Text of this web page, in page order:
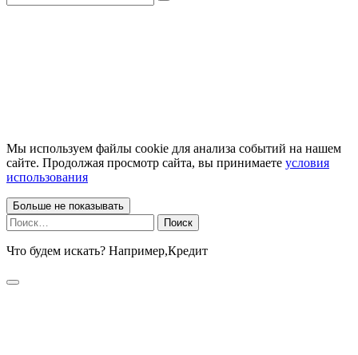
Мы используем файлы cookie для анализа событий на нашем
сайте. Продолжая просмотр сайта, вы принимаете условия
использования
Больше не показывать
Найти:
Что будем искать? Например,Кредит